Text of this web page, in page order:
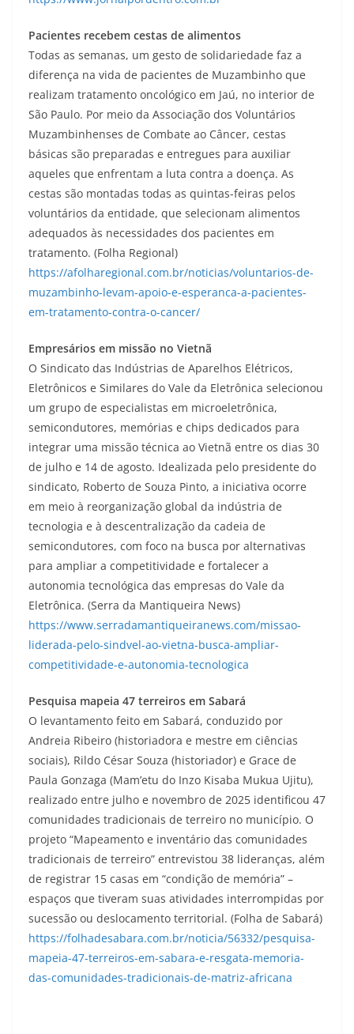
Pacientes recebem cestas de alimentos
Todas as semanas, um gesto de solidariedade faz a
diferença na vida de pacientes de Muzambinho que
realizam tratamento oncológico em Jaú, no interior de
São Paulo. Por meio da Associação dos Voluntários
Muzambinhenses de Combate ao Câncer, cestas
básicas são preparadas e entregues para auxiliar
aqueles que enfrentam a luta contra a doença. As
cestas são montadas todas as quintas-feiras pelos
voluntários da entidade, que selecionam alimentos
adequados às necessidades dos pacientes em
tratamento. (Folha Regional)
https://afolharegional.com.br/noticias/voluntarios-de-
muzambinho-levam-apoio-e-esperanca-a-pacientes-
em-tratamento-contra-o-cancer/
Empresários em missão no Vietnã
O Sindicato das Indústrias de Aparelhos Elétricos,
Eletrônicos e Similares do Vale da Eletrônica selecionou
um grupo de especialistas em microeletrônica,
semicondutores, memórias e chips dedicados para
integrar uma missão técnica ao Vietnã entre os dias 30
de julho e 14 de agosto. Idealizada pelo presidente do
sindicato, Roberto de Souza Pinto, a iniciativa ocorre
em meio à reorganização global da indústria de
tecnologia e à descentralização da cadeia de
semicondutores, com foco na busca por alternativas
para ampliar a competitividade e fortalecer a
autonomia tecnológica das empresas do Vale da
Eletrônica. (Serra da Mantiqueira News)
https://www.serradamantiqueiranews.com/missao-
liderada-pelo-sindvel-ao-vietna-busca-ampliar-
competitividade-e-autonomia-tecnologica
Pesquisa mapeia 47 terreiros em Sabará
O levantamento feito em Sabará, conduzido por
Andreia Ribeiro (historiadora e mestre em ciências
sociais), Rildo César Souza (historiador) e Grace de
Paula Gonzaga (Mam’etu do Inzo Kisaba Mukua Ujitu),
realizado entre julho e novembro de 2025 identificou 47
comunidades tradicionais de terreiro no município. O
projeto “Mapeamento e inventário das comunidades
tradicionais de terreiro” entrevistou 38 lideranças, além
de registrar 15 casas em “condição de memória” –
espaços que tiveram suas atividades interrompidas por
sucessão ou deslocamento territorial. (Folha de Sabará)
https://folhadesabara.com.br/noticia/56332/pesquisa-
mapeia-47-terreiros-em-sabara-e-resgata-memoria-
das-comunidades-tradicionais-de-matriz-africana